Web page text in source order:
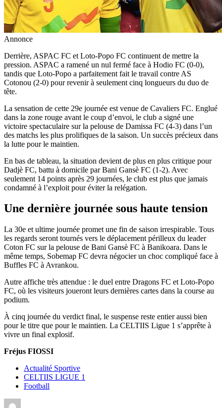
Annonce
Derrière, ASPAC FC et Loto-Popo FC continuent de mettre la
pression. ASPAC a ramené un nul fermé face à Hodio FC (0-0),
tandis que Loto-Popo a parfaitement fait le travail contre AS
Cotonou (2-0) pour revenir à seulement cinq longueurs du duo de
tête.
La sensation de cette 29e journée est venue de Cavaliers FC. Englué
dans la zone rouge avant le coup d’envoi, le club a signé une
victoire spectaculaire sur la pelouse de Damissa FC (4-3) dans l’un
des matchs les plus prolifiques de la saison. Un succès précieux dans
la lutte pour le maintien.
En bas de tableau, la situation devient de plus en plus critique pour
Dadjè FC, battu à domicile par Bani Gansè FC (1-2). Avec
seulement 14 points après 29 journées, le club est plus que jamais
condamné à l’exploit pour éviter la relégation.
Une dernière journée sous haute tension
La 30e et ultime journée promet une fin de saison irrespirable. Tous
les regards seront tournés vers le déplacement périlleux du leader
Coton FC sur la pelouse de Bani Gansè FC à Banikoara. Dans le
même temps, Sobemap FC devra négocier un choc compliqué face à
Buffles FC à Avrankou.
Autre affiche très attendue : le duel entre Dragons FC et Loto-Popo
FC, où les visiteurs joueront leurs dernières cartes dans la course au
podium.
À cinq journée du verdict final, le suspense reste entier aussi bien
pour le titre que pour le maintien. La CELTIIS Ligue 1 s’apprête à
vivre un final explosif.
Fréjus FIOSSI
Actualité Sportive
CELTIIS LIGUE 1
Football